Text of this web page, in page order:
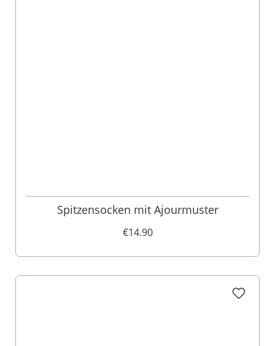
Spitzensocken mit Ajourmuster
€14.90